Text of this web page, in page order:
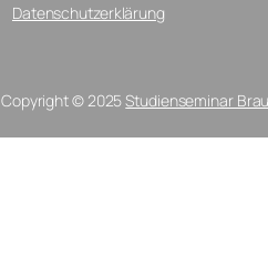
Datenschutzerklärung
Copyright © 2025Studienseminar